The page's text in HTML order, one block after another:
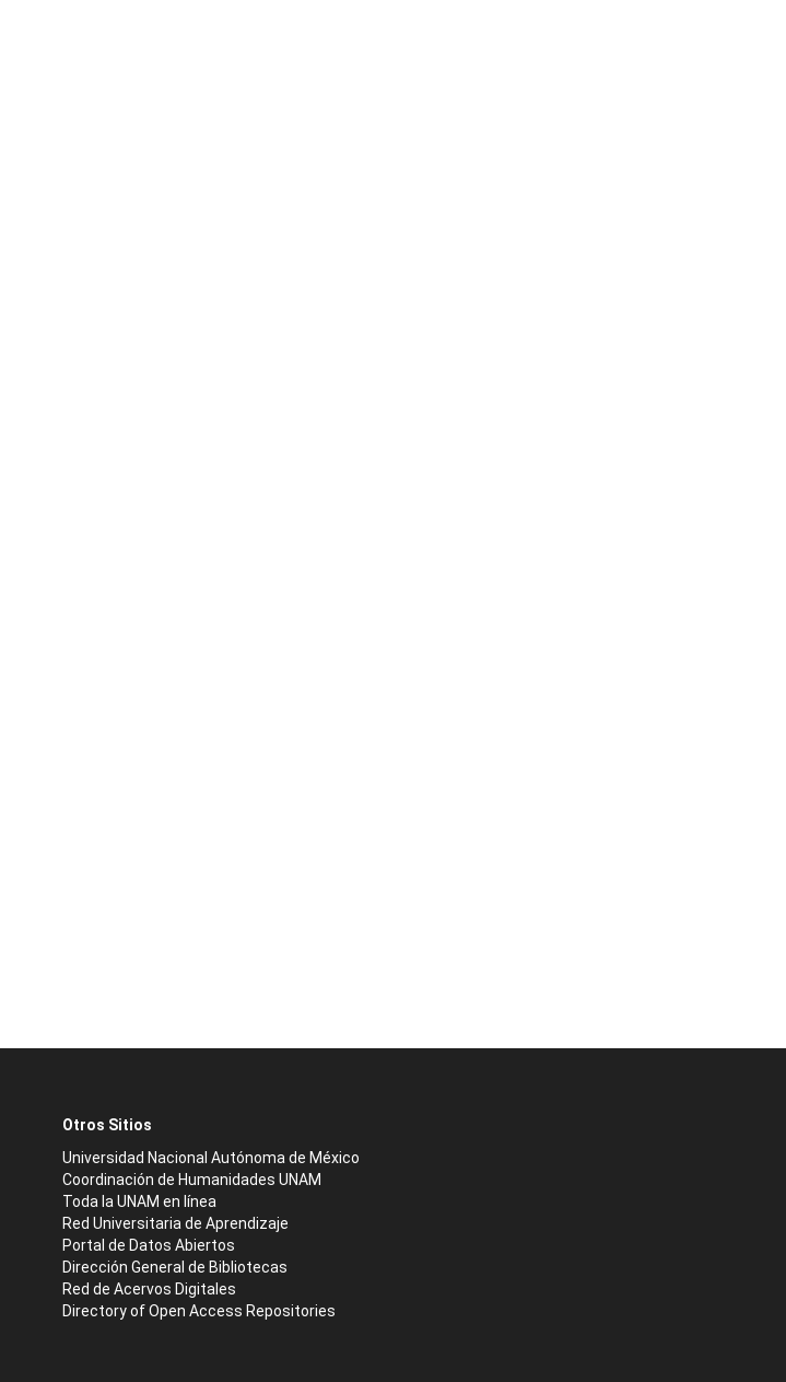
Otros Sitios
Universidad Nacional Autónoma de México
Coordinación de Humanidades UNAM
Toda la UNAM en línea
Red Universitaria de Aprendizaje
Portal de Datos Abiertos
Dirección General de Bibliotecas
Red de Acervos Digitales
Directory of Open Access Repositories